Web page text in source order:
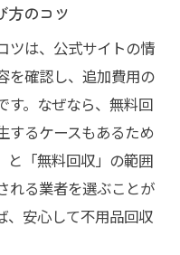
分の違いを徹底解
スと粗大ゴミの特
サービス比較
の利用タイミング
で見つける方法
方のコツ
ツは、公式サイトの情
を確認し、追加費用の
す。なぜなら、無料回
するケースもあるため
と「無料回収」の範囲
れる業者を選ぶことが
、安心して不用品回収